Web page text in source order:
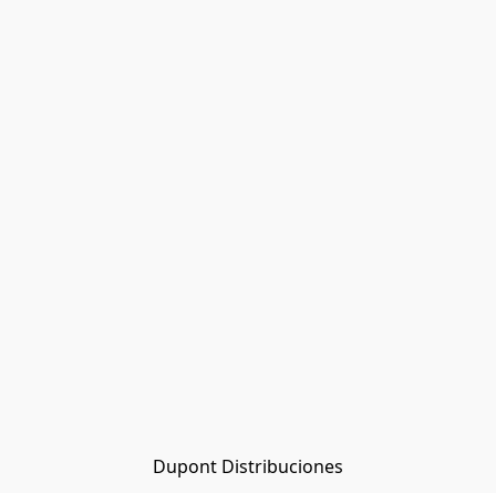
Dupont Distribuciones